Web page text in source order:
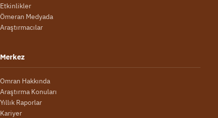
Etkinlikler
Ömeran Medyada
Araştırmacılar
Merkez
Omran Hakkında
Araştırma Konuları
Yıllık Raporlar
Kariyer